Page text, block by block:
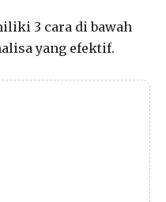
3 cara di bawah
yang efektif.